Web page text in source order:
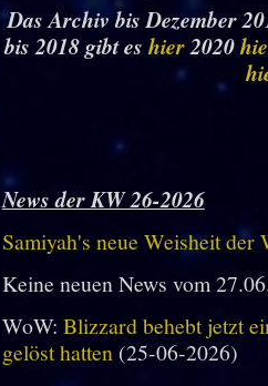
Das Archiv bis Dezember
bis 2018 gibt es hier2020
News der KW 26-2026
Samiyah's neue Weisheit der
Keine neuen News vom
WoW: Blizzard behebt jetzt
gelöst hatten(25-06-2026)